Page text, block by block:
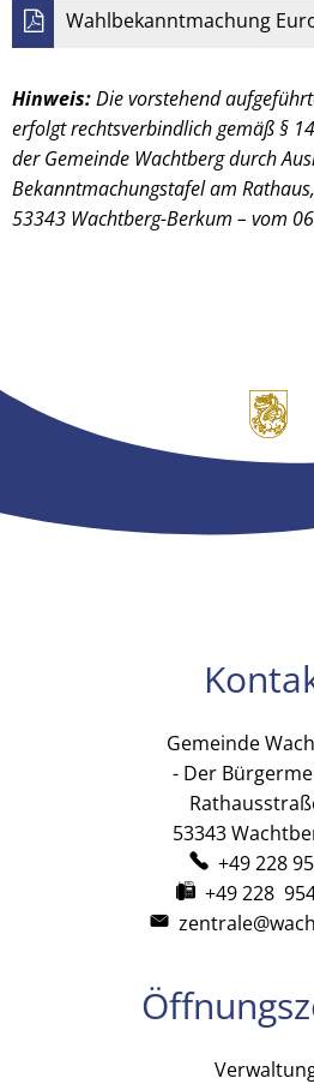
Wahlbekanntmachung
Hinweis:Die vorstehend
erfolgt rechtsverbindlich gemäß §
der Gemeinde Wachtberg durch
Bekanntmachungstafel am
53343 Wachtberg-Berkum – vom
Gemeinde
- Der
53343
+49 228
+49 228